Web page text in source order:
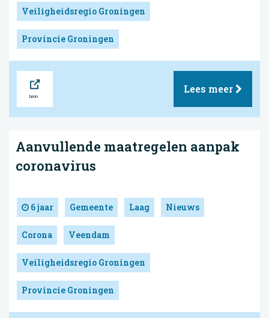
Veiligheidsregio Groningen
Provincie Groningen
Lees meer
Aanvullende maatregelen aanpak
coronavirus
6 jaar Gemeente Laag Nieuws
Corona Veendam
Veiligheidsregio Groningen
Provincie Groningen